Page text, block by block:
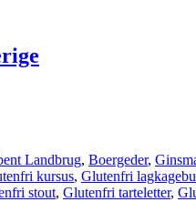
Landbrug, Boergeder,
kursus, Glutenfri
stout, Glutenfri tarteletter,